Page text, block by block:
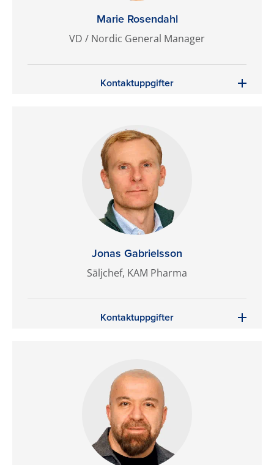
Marie Rosendahl
VD / Nordic General Manager
Kontaktuppgifter
Jonas Gabrielsson
Säljchef, KAM Pharma
Kontaktuppgifter